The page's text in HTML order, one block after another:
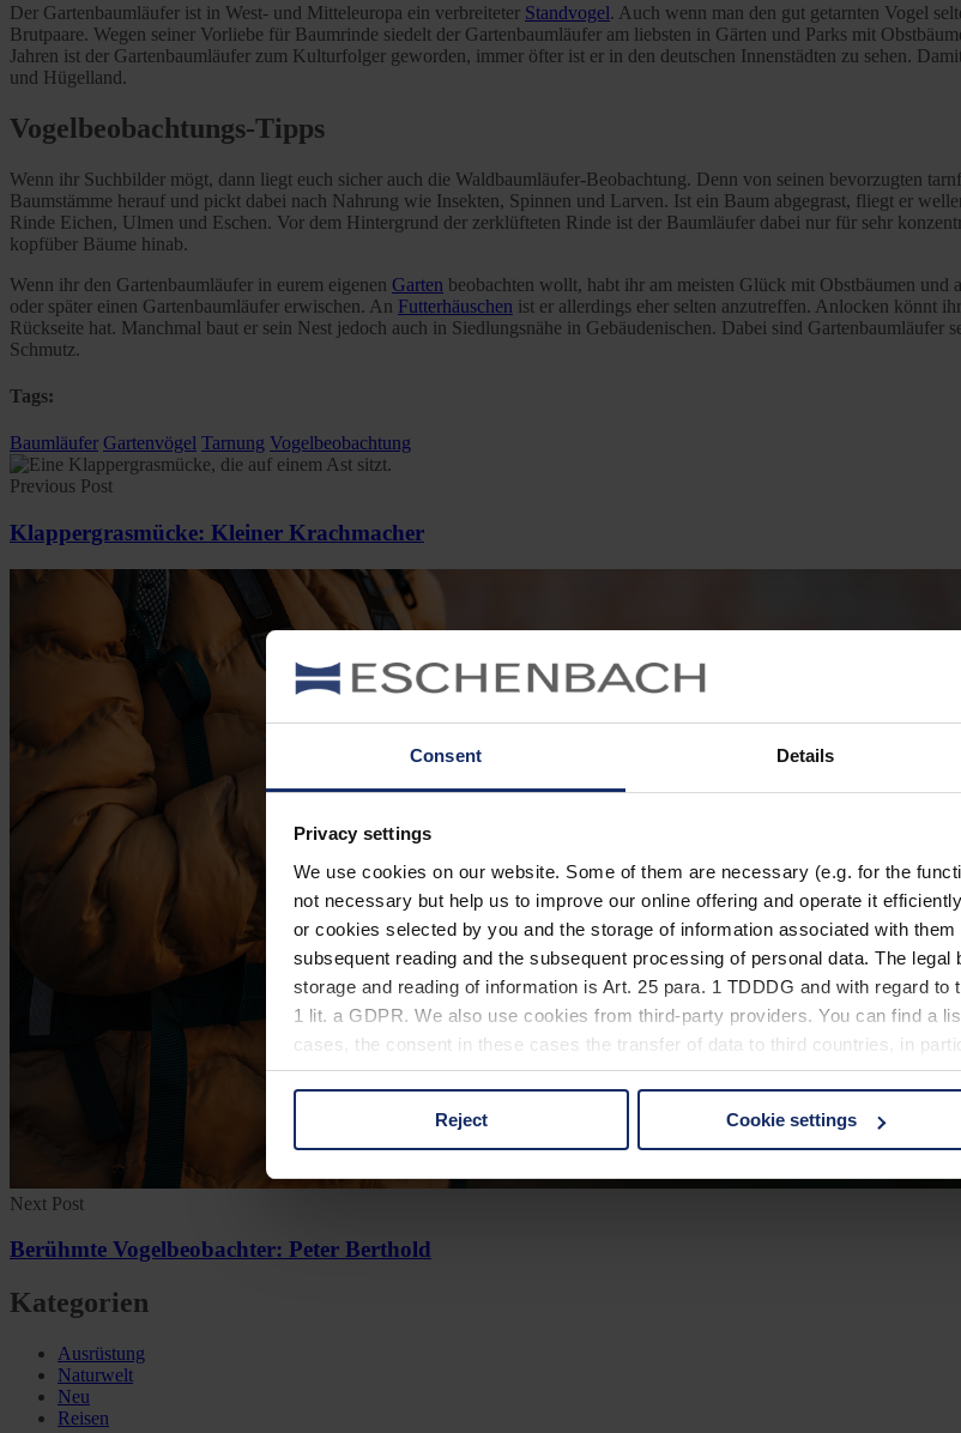
Consent Details
Privacy settings
We use cookies on our website. Some of them are necessary (e.g. for the
not necessary but help us to improve our online offering and operate it
or cookies selected by you and the storage of information associated with
subsequent reading and the subsequent processing of personal data. The
storage and reading of information is Art. 25 para. 1 TDDDG and with regard
1 lit. a GDPR. We also use cookies from third-party providers. You can find a
cases, the consent in these cases the transfer of data to third countries, in
You can consent to the use of non-essential cookies by clicking on the "Accept
footer of our website).
Further information on the procedures used and your rights can be found in our
Reject Cookie settings
Der Gartenbaumläufer ist in West- und Mitteleuropa ein verbreiteter Standvogel. Auch wenn man den gut getarnten Vogel
Brutpaare. Wegen seiner Vorliebe für Baumrinde siedelt der Gartenbaumläufer am liebsten in Gärten und Parks mit
Jahren ist der Gartenbaumläufer zum Kulturfolger geworden, immer öfter ist er in den deutschen Innenstädten zu sehen.
und Hügelland.
Vogelbeobachtungs-Tipps
Wenn ihr Suchbilder mögt, dann liegt euch sicher auch die Waldbaumläufer-Beobachtung. Denn von seinen bevorzugten
Baumstämme herauf und pickt dabei nach Nahrung wie Insekten, Spinnen und Larven. Ist ein Baum abgegrast, fliegt er
Rinde Eichen, Ulmen und Eschen. Vor dem Hintergrund der zerklüfteten Rinde ist der Baumläufer dabei nur für sehr
kopfüber Bäume hinab.
Wenn ihr den Gartenbaumläufer in eurem eigenen Garten beobachten wollt, habt ihr am meisten Glück mit Obstbäumen und
oder später einen Gartenbaumläufer erwischen. An Futterhäuschen ist er allerdings eher selten anzutreffen. Anlocken könnt
Rückseite hat. Manchmal baut er sein Nest jedoch auch in Siedlungsnähe in Gebäudenischen. Dabei sind Gartenbaumläufer
Schmutz.
Tags:
Baumläufer Gartenvögel Tarnung Vogelbeobachtung
Previous Post
Klappergrasmücke: Kleiner Krachmacher
Next Post
Berühmte Vogelbeobachter: Peter Berthold
Kategorien
Ausrüstung
Naturwelt
Neu
Reisen